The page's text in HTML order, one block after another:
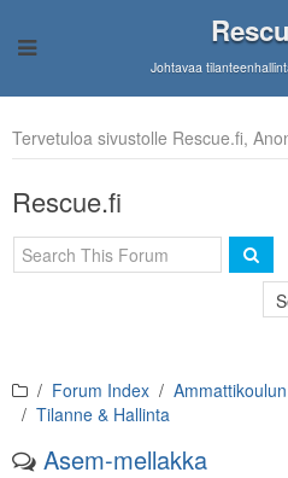
Johtavaa
Tervetuloa sivustolle Rescue.fi,
Rescue.fi
Forum Index
Tilanne & Hallinta
Asem-mellakka